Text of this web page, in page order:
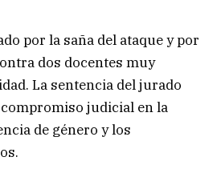
por la saña del ataque y por
dos docentes muy
La sentencia del jurado
judicial en la
de género y los